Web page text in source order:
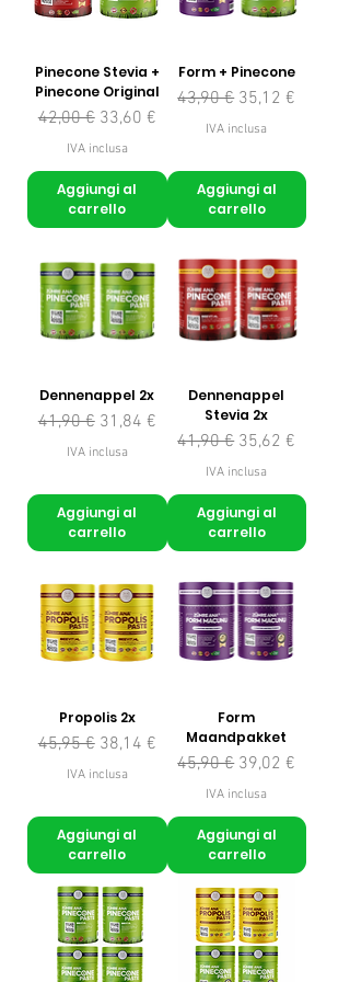
Pinecone Stevia +
Pinecone Original
Prezzo regolare
42,00 € Prezzo scontato
33,60 €
IVA inclusa
Aggiungi al
carrello
Form + Pinecone
Prezzo regolare
43,90 € Prezzo scontato
35,12 €
IVA inclusa
Aggiungi al
carrello
Dennenappel 2x
Prezzo regolare
41,90 € Prezzo scontato
31,84 €
IVA inclusa
Aggiungi al
carrello
Dennenappel
Stevia 2x
Prezzo regolare
41,90 € Prezzo scontato
35,62 €
IVA inclusa
Aggiungi al
carrello
Propolis 2x
Prezzo regolare
45,95 € Prezzo scontato
38,14 €
IVA inclusa
Aggiungi al
carrello
Form
Maandpakket
Prezzo regolare
45,90 € Prezzo scontato
39,02 €
IVA inclusa
Aggiungi al
carrello